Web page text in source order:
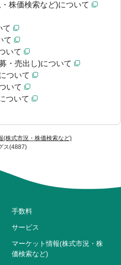
(株式市況・株価検索など)
ス(4887)
株価検索など)について
て
て
いて
・売出し)について
ついて
いて
ついて
手数料
サービス
マーケット情報(株式市況・株
価検索など)